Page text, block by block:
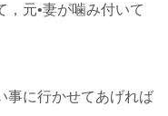
元•妻が噛み付いて
事に行かせてあげれば